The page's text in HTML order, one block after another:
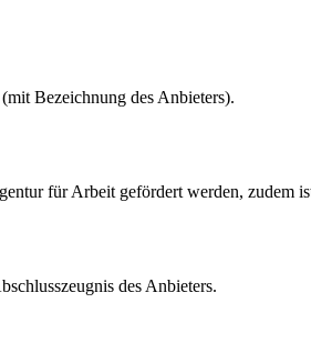
Bezeichnung des Anbieters).
für Arbeit gefördert werden, zudem
des Anbieters.